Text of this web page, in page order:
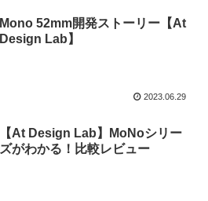
Mono 52mm開発ストーリー【At
Design Lab】
2023.06.29
【At Design Lab】MoNoシリー
ズがわかる！比較レビュー